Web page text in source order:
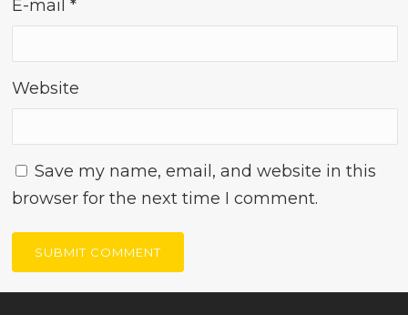
E-mail*
Website
Save my name, email, and website in this
browser for the next time I comment.